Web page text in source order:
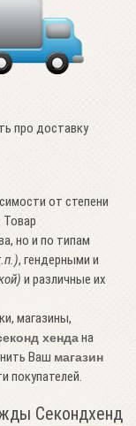
про доставку
от степени
Товар
но и по типам
, гендерными и
и различные их
магазины,
хендана
Ваш магазин
покупателей.
Секондхенд